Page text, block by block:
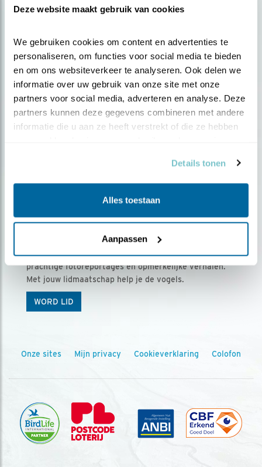
Deze website maakt gebruik van cookies
We gebruiken cookies om content en advertenties te
personaliseren, om functies voor social media te bieden
en om ons websiteverkeer te analyseren. Ook delen we
informatie over uw gebruik van onze site met onze
partners voor social media, adverteren en analyse. Deze
partners kunnen deze gegevens combineren met andere
informatie die u aan ze heeft verstrekt of die ze hebben
Details tonen
Alles toestaan
Aanpassen
Ontvang 5 x Vogels voor € 36,00 per jaar
Vogels is het tijdschrift voor onze leden, met
prachtige fotoreportages en opmerkelijke verhalen.
Met jouw lidmaatschap help je de vogels.
WORD LID
Onze sites Mijn privacy Cookieverklaring Colofon